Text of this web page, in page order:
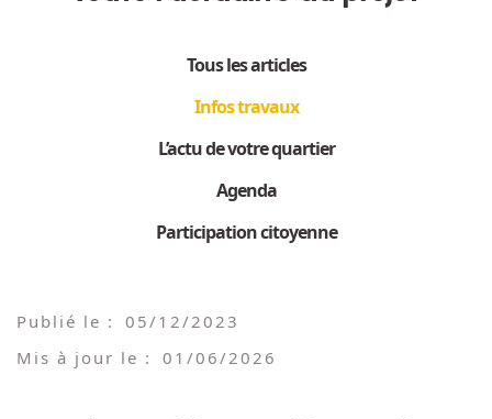
Tous les articles
Infos travaux
L’actu de votre quartier
Agenda
Participation citoyenne
Publié le :
05/12/2023
Mis à jour le :
01/06/2026